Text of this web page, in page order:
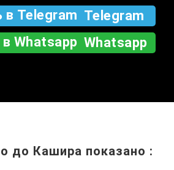
Telegram
Whatsapp
до Кашира показано :